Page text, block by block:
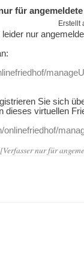
für
Erstellt
nur
Sie sich
dieses virtuellen
[Verfasser nur für